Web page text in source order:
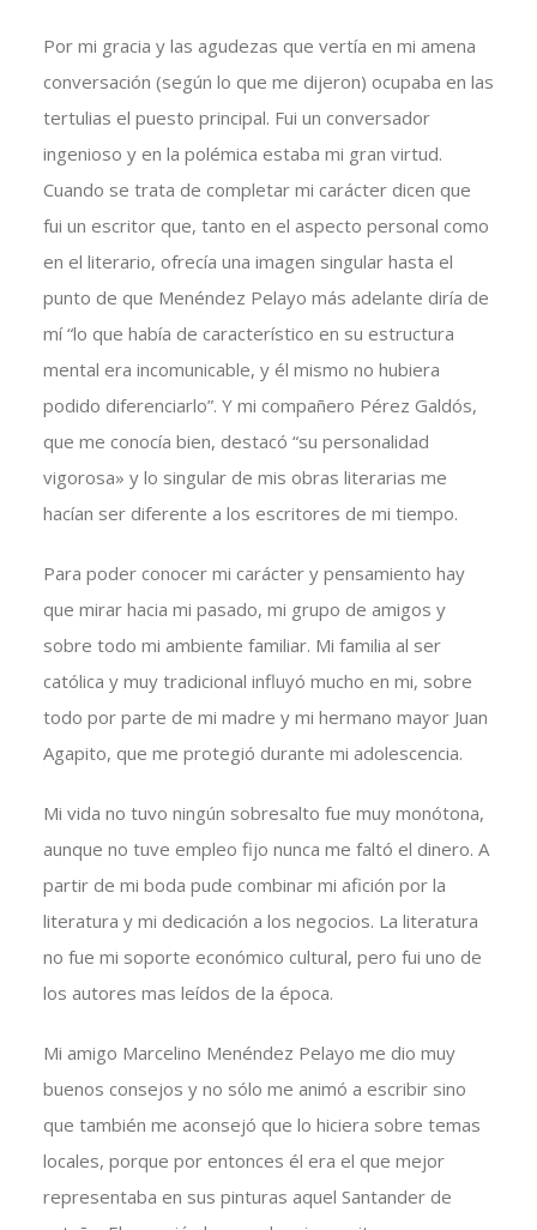
Por mi gracia y las agudezas que vertía en mi amena
conversación (según lo que me dijeron) ocupaba en las
tertulias el puesto principal. Fui un conversador
ingenioso y en la polémica estaba mi gran virtud.
Cuando se trata de completar mi carácter dicen que
fui un escritor que, tanto en el aspecto personal como
en el literario, ofrecía una imagen singular hasta el
punto de que Menéndez Pelayo más adelante diría de
mí “lo que había de característico en su estructura
mental era incomunicable, y él mismo no hubiera
podido diferenciarlo”. Y mi compañero Pérez Galdós,
que me conocía bien, destacó “su personalidad
vigorosa» y lo singular de mis obras literarias me
hacían ser diferente a los escritores de mi tiempo.
Para poder conocer mi carácter y pensamiento hay
que mirar hacia mi pasado, mi grupo de amigos y
sobre todo mi ambiente familiar. Mi familia al ser
católica y muy tradicional influyó mucho en mi, sobre
todo por parte de mi madre y mi hermano mayor Juan
Agapito, que me protegió durante mi adolescencia.
Mi vida no tuvo ningún sobresalto fue muy monótona,
aunque no tuve empleo fijo nunca me faltó el dinero. A
partir de mi boda pude combinar mi afición por la
literatura y mi dedicación a los negocios. La literatura
no fue mi soporte económico cultural, pero fui uno de
los autores mas leídos de la época.
Mi amigo Marcelino Menéndez Pelayo me dio muy
buenos consejos y no sólo me animó a escribir sino
que también me aconsejó que lo hiciera sobre temas
locales, porque por entonces él era el que mejor
representaba en sus pinturas aquel Santander de